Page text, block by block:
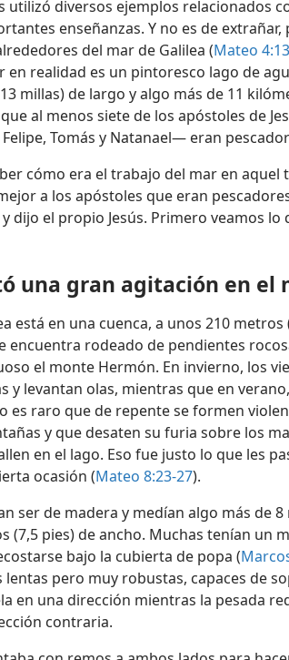
marítimas son un tema
utilizó diversos ejemplos relacionados
enseñanzas. Y no es de extrañar,
del mar de Galilea (Mateo
en realidad es un pintoresco lago de
millas) de largo y algo más de 11
al menos siete de los apóstoles de
Felipe, Tomás y Natanael⁠— eran
cómo era el trabajo del mar en aquel
a los apóstoles que eran
dijo el propio Jesús. Primero veamos lo
una gran agitación en el
está en una cuenca, a unos 210 metros
encuentra rodeado de pendientes
el monteHermón. En invierno, los
y levantan olas, mientras que en
es raro que de repente se formen
y que desaten su furia sobre los
en el lago. Eso fue justo lo que les
ocasión ( Mateo 8:23-27
).
ser de madera y medían algo más de 8
(7,5 pies) de ancho. Muchas tenían un
bajo la cubierta de popa (
pero muy robustas, capaces de
en una dirección mientras la pesada
contraria.